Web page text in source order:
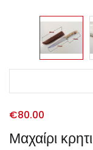
Μαχαίρι
€80.00